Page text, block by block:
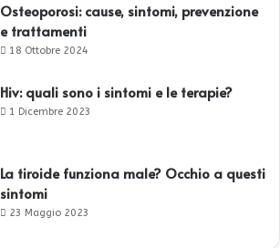
Osteoporosi: cause, sintomi, prevenzione
e trattamenti
18 Ottobre 2024
Hiv: quali sono i sintomi e le terapie?
1 Dicembre 2023
La tiroide funziona male? Occhio a questi
sintomi
23 Maggio 2023